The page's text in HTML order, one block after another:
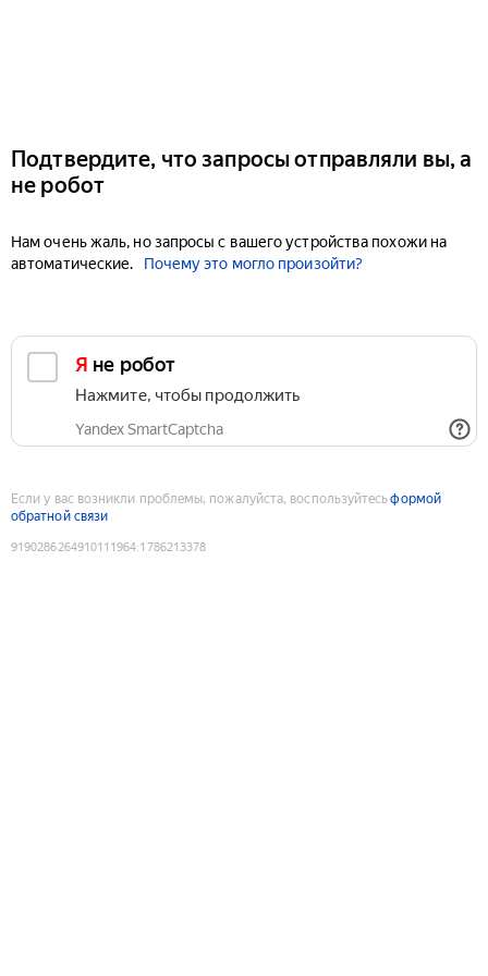
Подтвердите, что запросы отправляли вы, а
не робот
Нам очень жаль, но запросы с вашего устройства похожи на
автоматические.
Почему это могло произойти?
Я не робот
Нажмите, чтобы продолжить
Yandex SmartCaptcha
Если у вас возникли проблемы, пожалуйста, воспользуйтесьформой
обратной связи
9190286264910111964:1786213378